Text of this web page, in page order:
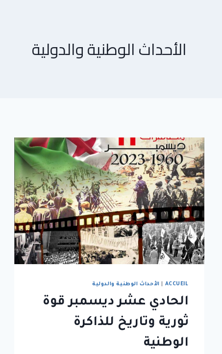
الأحداث الوطنية والدولية
ACCUEIL الأحداث الوطنية والدولية
الحادي عشر ديسمبر قوة
ثورية وتاريخ للذاكرة
الوطنية